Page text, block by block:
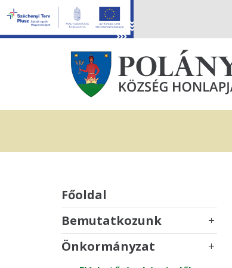
Főoldal
Bemutatkozunk
Önkormányzat